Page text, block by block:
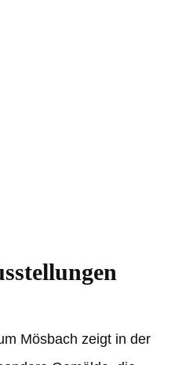
Mösbach zeigt in der